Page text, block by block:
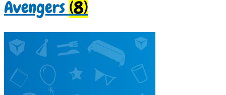
Avengers (8)